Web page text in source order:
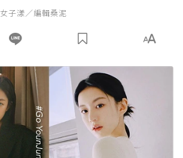
女子漾／編輯桑泥